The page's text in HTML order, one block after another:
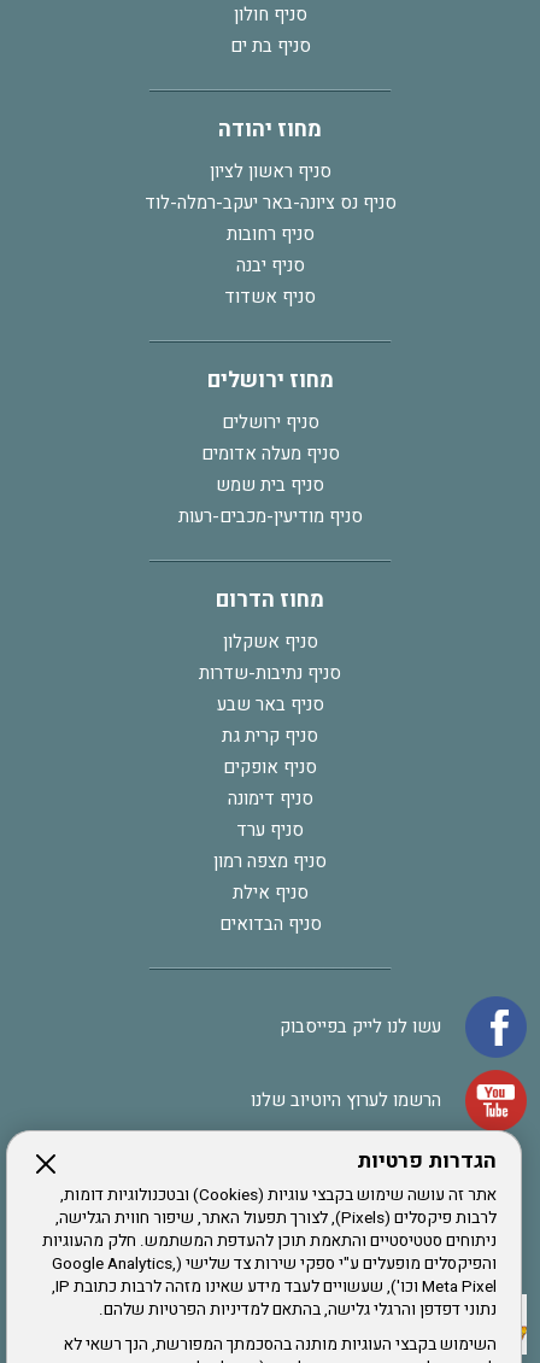
הגדרות פרטיות
אתר זה עושה שימוש בקבצי עוגיות (Cookies) ובטכנולוגיות דומות,
לרבות פיקסלים (Pixels), לצורך תפעול האתר, שיפור חווית הגלישה,
ניתוחים סטטיסטיים והתאמת תוכן להעדפת המשתמש. חלק מהעוגיות
והפיקסלים מופעלים ע"י ספקי שירות צד שלישי (Google Analytics,
Meta Pixel וכו'), שעשויים לעבד מידע שאינו מזהה לרבות כתובת IP,
נתוני דפדפן והרגלי גלישה, בהתאם למדיניות הפרטיות שלהם.
השימוש בקבצי העוגיות מותנה בהסכמתך המפורשת, הנך רשאי לא
סניף חולון
סניף בת ים
מחוז יהודה
סניף ראשון לציון
סניף נס ציונה-באר יעקב-רמלה-לוד
סניף רחובות
סניף יבנה
סניף אשדוד
מחוז ירושלים
סניף ירושלים
סניף מעלה אדומים
סניף בית שמש
סניף מודיעין-מכבים-רעות
מחוז הדרום
סניף אשקלון
סניף נתיבות-שדרות
סניף באר שבע
סניף קרית גת
סניף אופקים
סניף דימונה
סניף ערד
סניף מצפה רמון
סניף אילת
סניף הבדואים
עשו לנו לייק בפייסבוק
הרשמו לערוץ היוטיוב שלנו
אתר צה"ל
תקנון האתר